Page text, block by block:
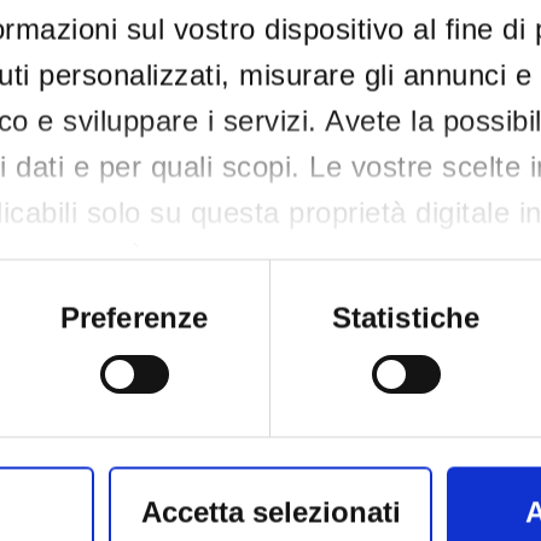
sul vostro dispositivo al fine di
personalizzati, misurare gli annunci e
e sviluppare i servizi. Avete la
dati e per quali scopi. Le vostre scelte
solo su questa proprietà digitale
scelte. È possibile modificare o
momento dalla Dichiarazione sui
della privacy.
vorremmo anche:
informazioni sulla tua posizione
Preferenze Statistiche
Accetta selezionati
Condividi